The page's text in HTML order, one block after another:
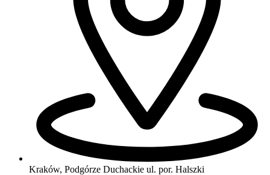
Kraków, Podgórze Duchackie ul. por. Halszki